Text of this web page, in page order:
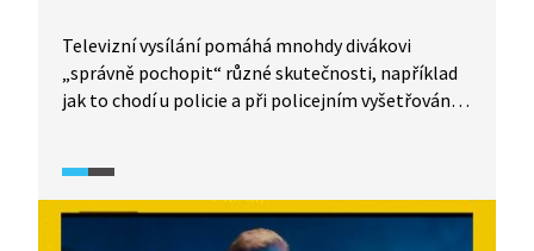
Televizní vysílání pomáhá mnohdy divákovi
„správně pochopit“ různé skutečnosti, například
jak to chodí u policie a při policejním vyšetřování.
stopě. Je to jen film, nebo i realita běžné policejní
práce? I tomu se věnuje dokumentární seriál